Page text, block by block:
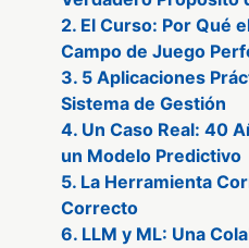
2. El Curso: Por Qué
Campo de Juego
3. 5 Aplicaciones
Sistema de Gestión
4. Un Caso Real: 40
un Modelo Predictivo
5. La Herramienta
Correcto
6. LLM y ML: Una